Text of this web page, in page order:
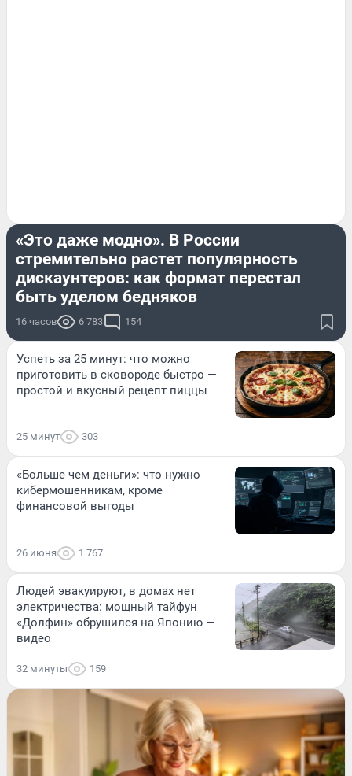
«Это даже модно». В России
стремительно растет популярность
дискаунтеров: как формат перестал
быть уделом бедняков
16 часов 6 783 154
Успеть за 25 минут: что можно
приготовить в сковороде быстро —
простой и вкусный рецепт пиццы
25 минут 303
«Больше чем деньги»: что нужно
кибермошенникам, кроме
финансовой выгоды
26 июня 1 767
Людей эвакуируют, в домах нет
электричества: мощный тайфун
«Долфин» обрушился на Японию —
видео
32 минуты 159